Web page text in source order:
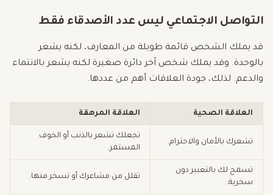
التواصل الاجتماعي ليس عدد الأصدقاء فقط
قد يملك الشخص قائمة طويلة من المعارف، لكنه يشعر
بالوحدة. وقد يملك شخص آخر دائرة صغيرة لكنه يشعر بالانتماء
والدعم. لذلك، جودة العلاقات أهم من عددها.
العلاقة الصحية العلاقة المرهقة
تشعرك بالأمان والاحترام.
تجعلك تشعر بالذنب أو الخوف
المستمر.
تسمح لك بالتعبير دون
سخرية.
تقلل من مشاعرك أو تسخر منها.